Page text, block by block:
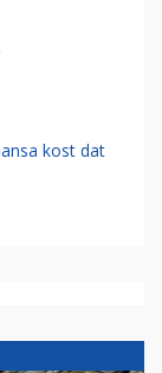
kost dat